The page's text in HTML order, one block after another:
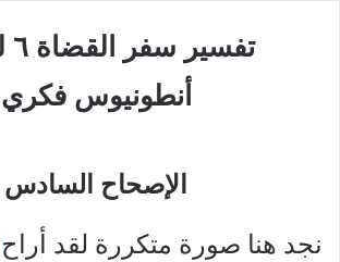
أنطونيوس فكري
الإصحاح السادس
نجد هنا صورة متكررة لقد أراح